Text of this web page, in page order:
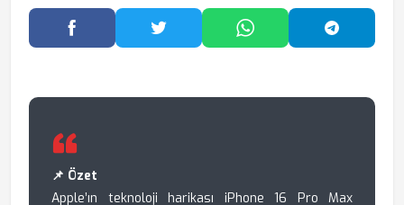
Facebook'ta PaylaşTwitter'da PaylaşWhatsApp'ta Paylaş
📌 Özet
Apple’ın teknoloji harikası iPhone 16 Pro Max